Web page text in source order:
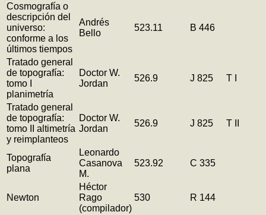
Cosmografía o
descripción del
universo:
conforme a los
últimos tiempos
Andrés
Bello
523.11 B 446
Tratado general
de topografía:
tomo I
planimetría
Doctor W.
Jordan
526.9 J 825 T I
Tratado general
de topografía:
tomo II altimetría
y reimplanteos
Doctor W.
Jordan
526.9 J 825 T II
Topografía
plana
Leonardo
Casanova
M.
523.92 C 335
Newton
Héctor
Rago
(compilador)
530 R 144